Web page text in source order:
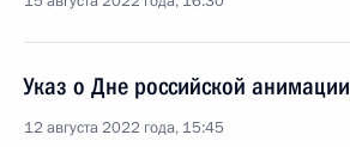
Указ о Дне российской анимации
12 августа 2022 года, 15:45